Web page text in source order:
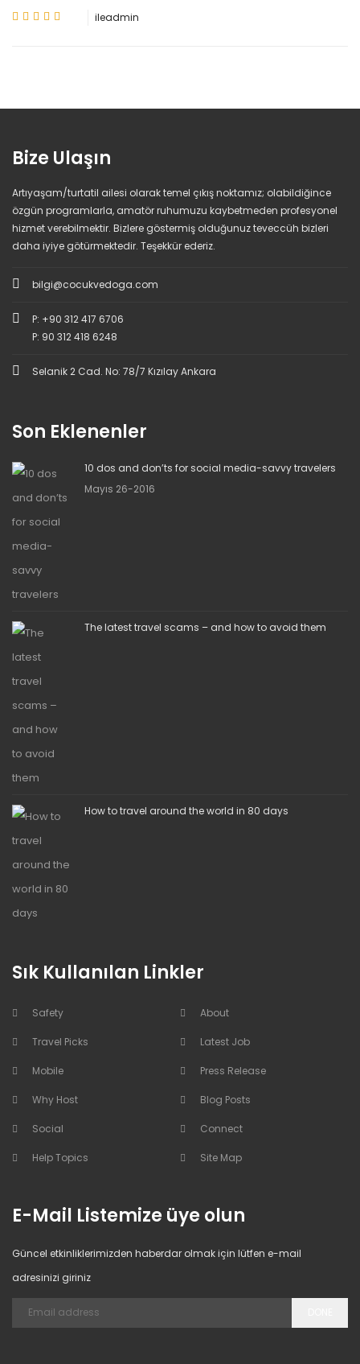
ileadmin
Bize Ulaşın
Artıyaşam/turtatil ailesi olarak temel çıkış noktamız; olabildiğince
özgün programlarla, amatör ruhumuzu kaybetmeden profesyonel
hizmet verebilmektir. Bizlere göstermiş olduğunuz teveccüh bizleri
daha iyiye götürmektedir. Teşekkür ederiz.
bilgi@cocukvedoga.com
P: +90 312 417 6706
P: 90 312 418 6248
Selanik 2 Cad. No: 78/7 Kızılay Ankara
Son Eklenenler
10 dos and don’ts for social media-savvy travelers
Mayıs 26-2016
The latest travel scams – and how to avoid them
How to travel around the world in 80 days
Sık Kullanılan Linkler
Safety About
Travel Picks Latest Job
Mobile Press Release
Why Host Blog Posts
Social Connect
Help Topics Site Map
E-Mail Listemize üye olun
Güncel etkinliklerimizden haberdar olmak için lütfen e-mail
adresinizi giriniz